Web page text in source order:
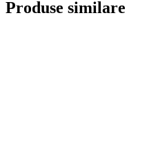
Produse similare